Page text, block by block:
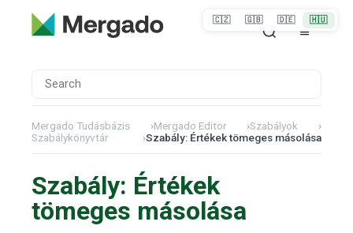
Mergado Tudásbázis ›Mergado Editor ›Szabályok
›
Szabálykönyvtár
›Szabály: Értékek tömeges másolása
Szabály: Értékek
tömeges másolása
🇨🇿 🇬🇧 🇩🇪 🇭🇺